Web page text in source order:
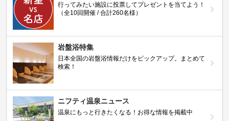
行ってみたい施設に投票してプレゼントを当てよう！
（全10回開催 / 合計260名様）
岩盤浴特集
日本全国の岩盤浴情報だけをピックアップ。まとめて
検索！
ニフティ温泉ニュース
温泉にもっと行きたくなる！お得な情報を掲載中